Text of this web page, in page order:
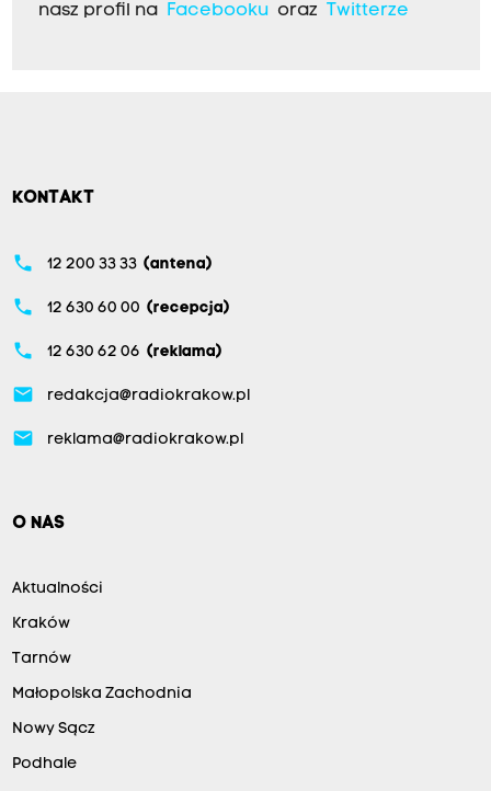
nasz profil na
Facebookuoraz Twitterze
KONTAKT
phone 12 200 33 33 (antena)
phone 12 630 60 00 (recepcja)
phone 12 630 62 06 (reklama)
email redakcja@radiokrakow.pl
email reklama@radiokrakow.pl
O NAS
Aktualności
Kraków
Tarnów
Małopolska Zachodnia
Nowy Sącz
Podhale